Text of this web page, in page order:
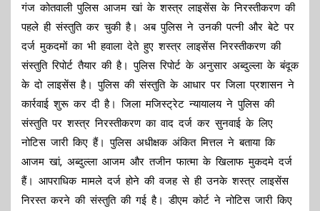
गंज कोतवाली पुलिस आजम खां के शस्त्र लाइसेंस के निरस्तीकरण की
पहले ही संस्तुति कर चुकी है। अब पुलिस ने उनकी पत्नी और बेटे पर
दर्ज मुकदमों का भी हवाला देते हुए शस्त्र लाइसेंस निरस्तीकरण की
संस्तुति रिपोर्ट तैयार की है। पुलिस रिपोर्ट के अनुसार अब्दुल्ला के बंदूक
के दो लाइसेंस है। पुलिस की संस्तुति के आधार पर जिला प्रशासन ने
कार्रवाई शुरू कर दी है। जिला मजिस्ट्रेट न्यायालय ने पुलिस की
संस्तुति पर शस्त्र निरस्तीकरण का वाद दर्ज कर सुनवाई के लिए
नोटिस जारी किए हैं। पुलिस अधीक्षक अंकित मित्तल ने बताया कि
आजम खां, अब्दुल्ला आजम और तजीन फात्मा के खिलाफ मुकदमे दर्ज
हैं। आपराधिक मामले दर्ज होने की वजह से ही उनके शस्त्र लाइसेंस
निरस्त करने की संस्तुति की गई है। डीएम कोर्ट ने नोटिस जारी किए